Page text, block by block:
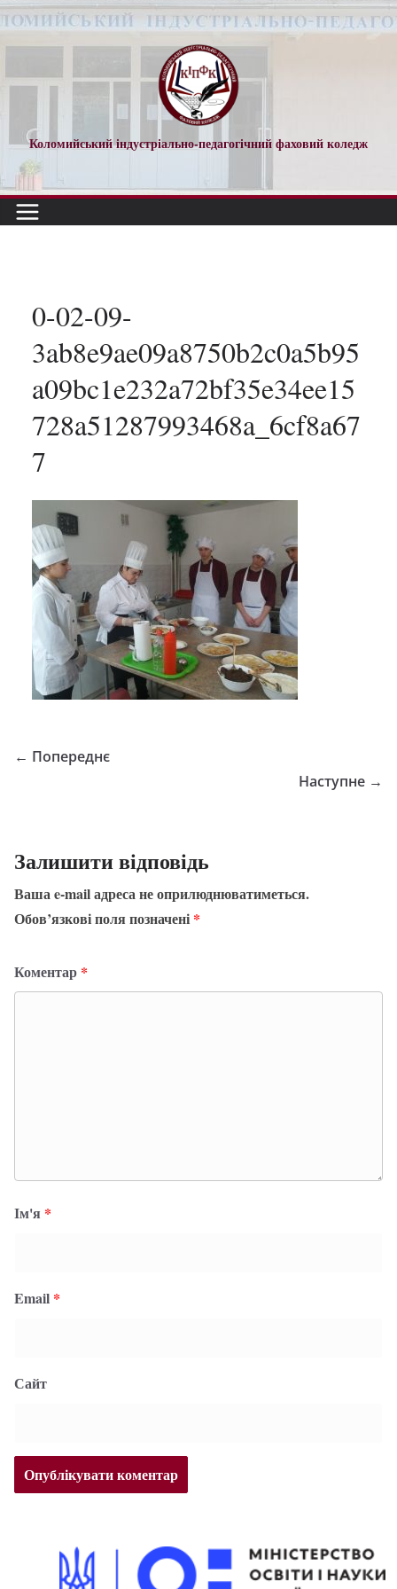
Перейти
до
Коломийський індустріально-педагогічний фаховий коледж
0-02-09-
3ab8e9ae09a8750b2c0a5b95
a09bc1e232a72bf35e34ee15
728a51287993468a_6cf8a67
7
← Попереднє
Наступне →
Залишити відповідь
Ваша e-mail адреса не оприлюднюватиметься.
Обов’язкові поля позначені *
Коментар *
Ім'я *
Email *
Сайт